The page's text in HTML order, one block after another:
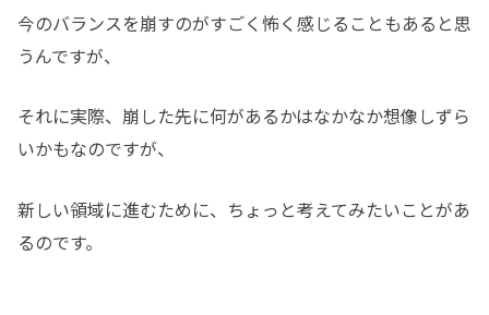
今のバランスを崩すのがすごく怖く感じることもあると思
うんですが、
それに実際、崩した先に何があるかはなかなか想像しずら
いかもなのですが、
新しい領域に進むために、ちょっと考えてみたいことがあ
るのです。